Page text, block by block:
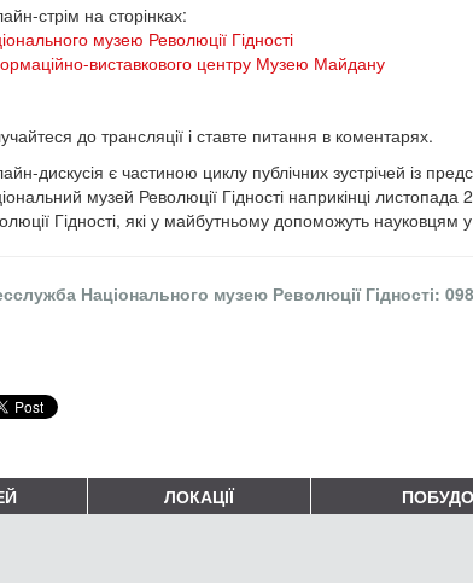
стрім на сторінках:
музею Революції Гідності
виставкового центру Музею Майдану
до трансляції і ставте питання в коментарях.
дискусія є частиною циклу публічних зустрічей із
музей Революції Гідності наприкінці листопада
Гідності, які у майбутньому допоможуть науковцям у
Національного музею Революції Гідності:
ЛОКАЦІЇ